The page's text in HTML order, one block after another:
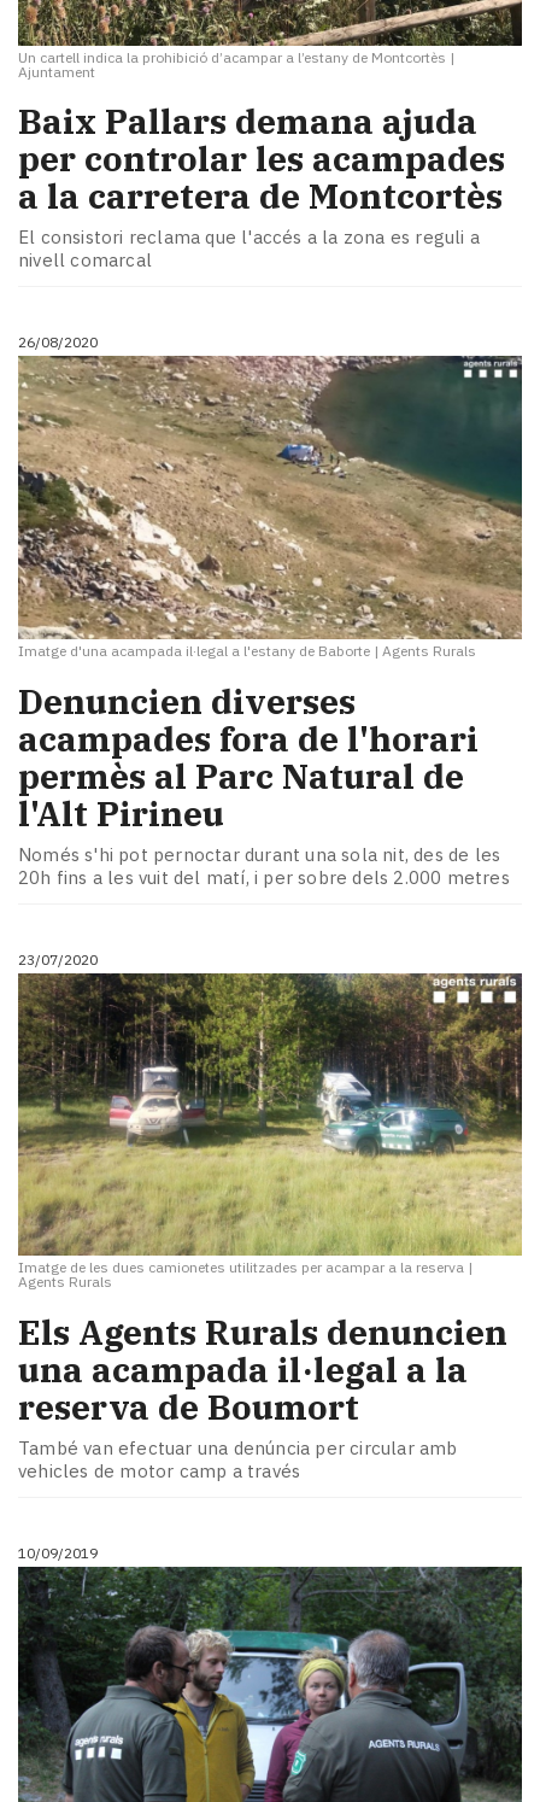
Un cartell indica la prohibició d’acampar a l’estany de Montcortès |
Ajuntament
Baix Pallars demana ajuda
per controlar les acampades
a la carretera de Montcortès
El consistori reclama que l'accés a la zona es reguli a
nivell comarcal
26/08/2020
Imatge d'una acampada il·legal a l'estany de Baborte | Agents Rurals
Denuncien diverses
acampades fora de l'horari
permès al Parc Natural de
l'Alt Pirineu
Només s'hi pot pernoctar durant una sola nit, des de les
20h fins a les vuit del matí, i per sobre dels 2.000 metres
23/07/2020
Imatge de les dues camionetes utilitzades per acampar a la reserva |
Agents Rurals
Els Agents Rurals denuncien
una acampada il·legal a la
reserva de Boumort
També van efectuar una denúncia per circular amb
vehicles de motor camp a través
10/09/2019